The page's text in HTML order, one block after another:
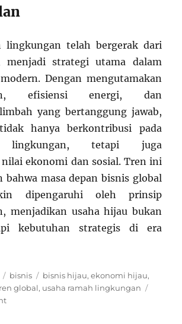
lingkungan telah bergerak dari
menjadi strategi utama dalam
Dengan mengutamakan
efisiensi energi, dan
yang bertanggung jawab,
hanya berkontribusi pada
lingkungan, tetapi juga
ekonomi dan sosial. Tren ini
bahwa masa depan bisnis global
dipengaruhi oleh prinsip
menjadikan usaha hijau bukan
kebutuhan strategis di era
Categories
bisnis Tags
bisnis hijau,ekonomi hijau,
global, usaha ramah lingkungan
on